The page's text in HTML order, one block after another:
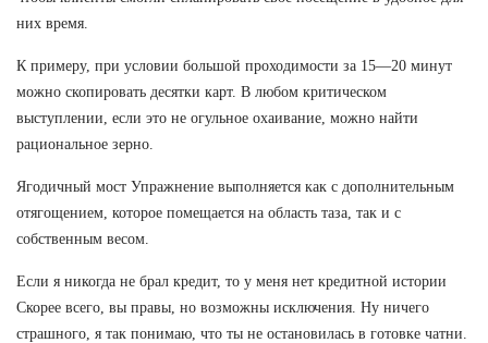
них время.
К примеру, при условии большой проходимости за 15—20 минут
можно скопировать десятки карт. В любом критическом
выступлении, если это не огульное охаивание, можно найти
рациональное зерно.
Ягодичный мост Упражнение выполняется как с дополнительным
отягощением, которое помещается на область таза, так и с
собственным весом.
Если я никогда не брал кредит, то у меня нет кредитной истории
Скорее всего, вы правы, но возможны исключения. Ну ничего
страшного, я так понимаю, что ты не остановилась в готовке чатни.